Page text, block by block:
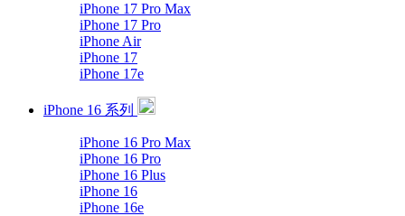
iPhone 17 Pro Max
iPhone 17 Pro
iPhone Air
iPhone 17
iPhone 17e
iPhone 16 系列
iPhone 16 Pro Max
iPhone 16 Pro
iPhone 16 Plus
iPhone 16
iPhone 16e